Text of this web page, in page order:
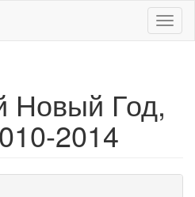
Новый Год,
2014